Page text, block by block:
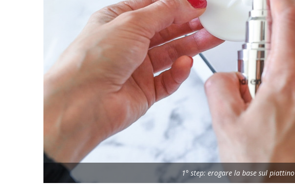
1° step: erogare la base sul piattino